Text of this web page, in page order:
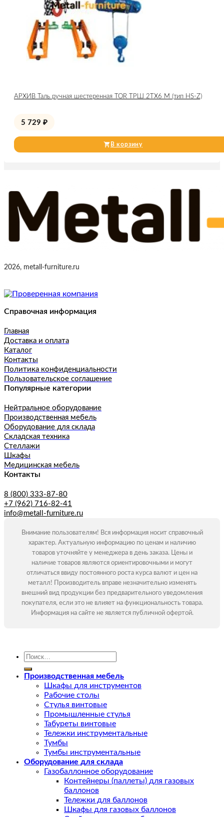
АРХИВ Таль ручная шестеренная TOR ТРШ 2ТХ6 М (тип HS-Z)
5 729 ₽
В корзину
2026, metall-furniture.ru
Справочная информация
Главная
Доставка и оплата
Каталог
Контакты
Политика конфиденциальности
Пользовательское соглашение
Популярные категории
Нейтральное оборудование
Производственная мебель
Оборудование для склада
Складская техника
Стеллажи
Шкафы
Медицинская мебель
Контакты
8 (800) 333-87-80
+7 (962) 716-82-41
info@metall-furniture.ru
Внимание пользователям! Вся информация носит справочный
характер. Актуальную информацию по ценам и наличию
товаров уточняйте у менеджера в день заказа. Цены и
наличие товаров являются ориентировочными и могут
отличаться ввиду постоянного роста курса валют и цен на
металл! Производитель вправе незначительно изменять
внешний вид продукции без предварительного уведомления
покупателя, если это не влияет на функциональность товара.
Информация на сайте не является публичной офертой.
Искать:
Производственная мебель
Шкафы для инструментов
Рабочие столы
Стулья винтовые
Промышленные стулья
Табуреты винтовые
Тележки инструментальные
Тумбы
Тумбы инструментальные
Оборудование для склада
Газобаллонное оборудование
Контейнеры (паллеты) для газовых
баллонов
Тележки для баллонов
Шкафы для газовых баллонов